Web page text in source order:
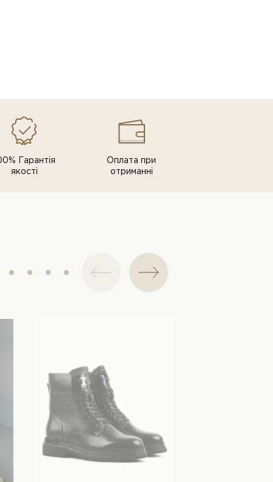
Гарантія
якості
Оплата при
отриманні